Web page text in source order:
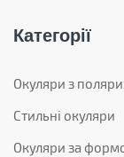
Категорії
Окуляри з
Стильні окуляри
Окуляри за